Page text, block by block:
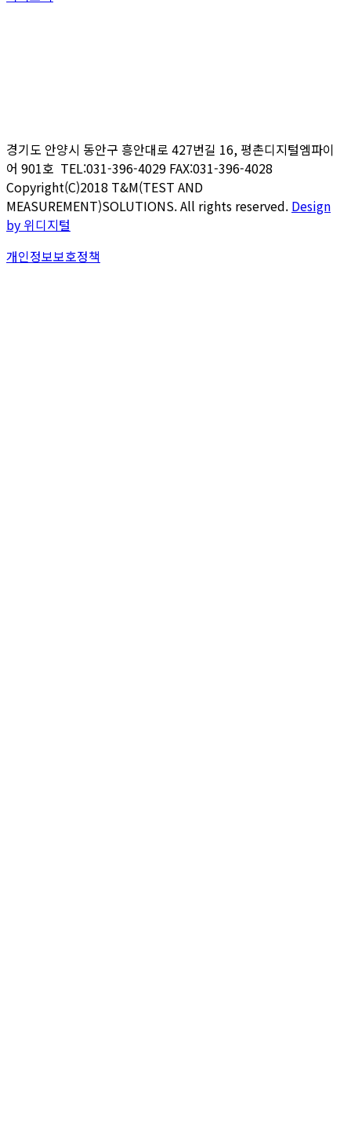
경기도 안양시 동안구 흥안대로 427번길 16, 평촌디지털엠파이
어 901호 TEL:031-396-4029 FAX:031-396-4028
Copyright(C)2018 T&M(TEST AND
MEASUREMENT)SOLUTIONS. All rights reserved. Design
by 위디지털
개인정보보호정책